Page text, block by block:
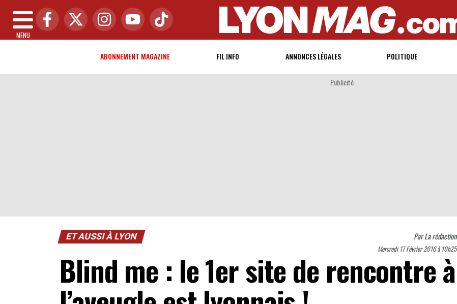
MENU
ABONNEMENT MAGAZINE FIL INFO ANNONCES LÉGALES POLITIQUE
Publicité
ET AUSSI À LYON ParLa rédaction
Mercredi 17 Février 2016 à 10h25
Blind me : le 1er site de rencontre à